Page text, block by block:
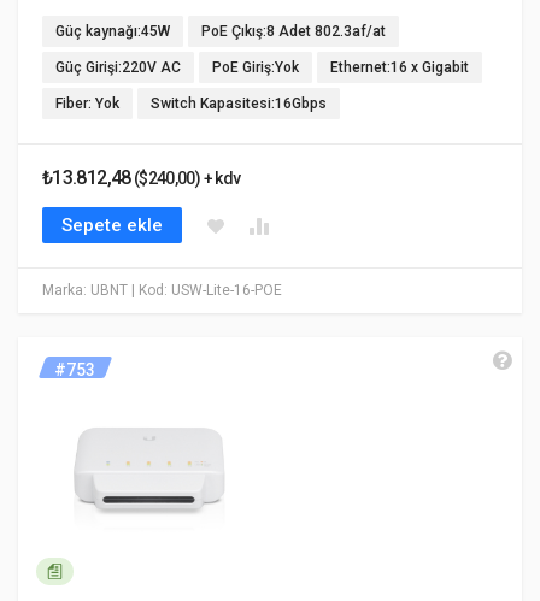
Marka: UBNT | Kod: USW-Lite-16-POE
Güç kaynağı:45W PoE Çıkış:8 Adet 802.3af/at
Güç Girişi:220V AC PoE Giriş:Yok Ethernet:16 x Gigabit
Fiber: Yok Switch Kapasitesi:16Gbps
₺13.812,48($240,00) + kdv
Sepete ekle
#753